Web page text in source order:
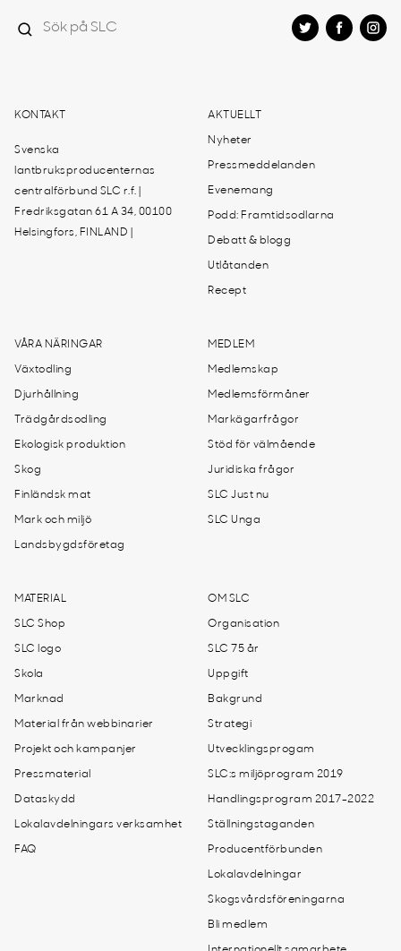
KONTAKT
Svenska
lantbruksproducenternas
centralförbund SLC r.f. |
Fredriksgatan 61 A 34, 00100
Helsingfors, FINLAND |
AKTUELLT
Nyheter
Pressmeddelanden
Evenemang
Podd: Framtidsodlarna
Debatt & blogg
Utlåtanden
Recept
VÅRA NÄRINGAR
Växtodling
Djurhållning
Trädgårdsodling
Ekologisk produktion
Skog
Finländsk mat
Mark och miljö
Landsbygdsföretag
MEDLEM
Medlemskap
Medlemsförmåner
Markägarfrågor
Stöd för välmående
Juridiska frågor
SLC Just nu
SLC Unga
MATERIAL
SLC Shop
SLC logo
Skola
Marknad
Material från webbinarier
Projekt och kampanjer
Pressmaterial
Dataskydd
Lokalavdelningars verksamhet
FAQ
OM SLC
Organisation
SLC 75 år
Uppgift
Bakgrund
Strategi
Utvecklingsprogam
SLC:s miljöprogram 2019
Handlingsprogram 2017-2022
Ställningstaganden
Producentförbunden
Lokalavdelningar
Skogsvårdsföreningarna
Bli medlem